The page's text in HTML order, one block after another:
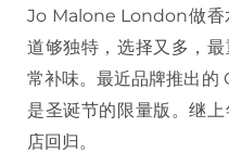
Jo Malone London做香
道够独特，选择又多，
常补味。最近品牌推出
是圣诞节的限量版。继
店回归。